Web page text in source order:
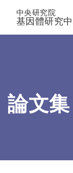
中央研究院
基因體研究
論文集